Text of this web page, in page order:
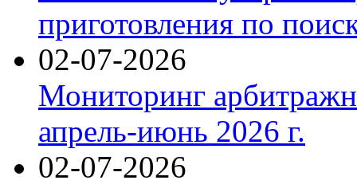
приготовления по
02-07-2026
Мониторинг
апрель-июнь 2026 г.
02-07-2026